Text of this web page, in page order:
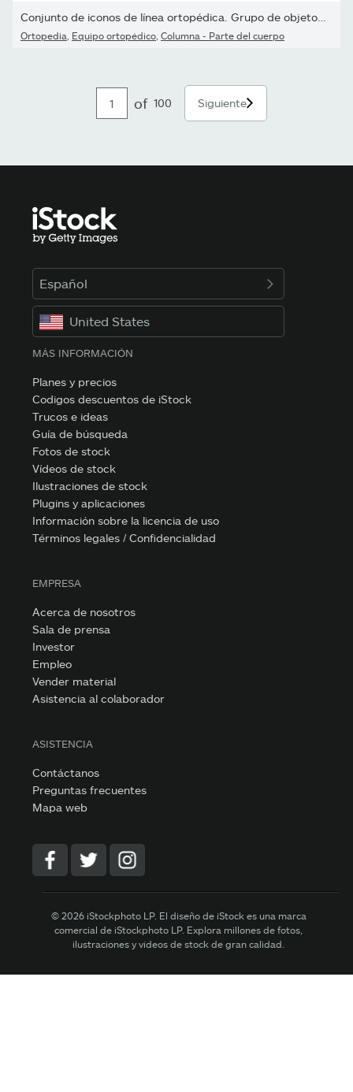
Ortopedia Equipo ortopédico Columna - Parte del cuerpo
of 100 Siguiente
Español
United States
MÁS INFORMACIÓN
Planes y precios
Codigos descuentos de iStock
Trucos e ideas
Guía de búsqueda
Fotos de stock
Vídeos de stock
Ilustraciones de stock
Plugins y aplicaciones
Información sobre la licencia de uso
Términos legales / Confidencialidad
EMPRESA
Acerca de nosotros
Sala de prensa
Investor
Empleo
Vender material
Asistencia al colaborador
ASISTENCIA
Contáctanos
Preguntas frecuentes
Mapa web
© 2026 iStockphoto LP. El diseño de iStock es una marca
comercial de iStockphoto LP. Explora millones de fotos,
ilustraciones y vídeos de stock de gran calidad.